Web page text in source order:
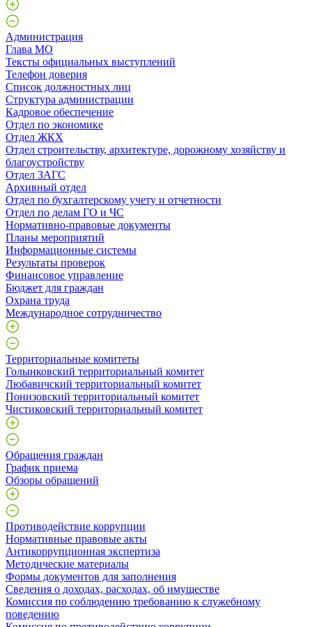
Администрация
Глава МО
Тексты официальных выступлений
Телефон доверия
Список должностных лиц
Структура администрации
Кадровое обеспечение
Отдел по экономике
Отдел ЖКХ
Отдел строительству, архитектуре, дорожному хозяйству и
благоустройству
Отдел ЗАГС
Архивный отдел
Отдел по бухгалтерскому учету и отчетности
Отдел по делам ГО и ЧС
Нормативно-правовые документы
Планы мероприятий
Информационные системы
Результаты проверок
Финансовое управление
Бюджет для граждан
Охрана труда
Международное сотрудничество
Территориальные комитеты
Голынковский территориальный комитет
Любавичский территориальный комитет
Понизовский территориальный комитет
Чистиковский территориальный комитет
Обращения граждан
График приема
Обзоры обращений
Противодействие коррупции
Нормативные правовые акты
Антикоррупционная экспертиза
Методические материалы
Формы документов для заполнения
Сведения о доходах, расходах, об имуществе
Комиссия по соблюдению требованию к служебному
поведению